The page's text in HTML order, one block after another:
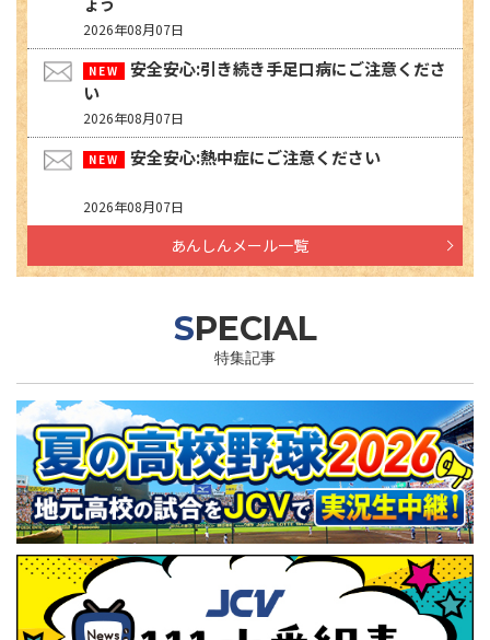
2026年08月07日
安全安心:引き続き手足口病にご注意くださ
い
2026年08月07日
安全安心:熱中症にご注意ください
2026年08月07日
あんしんメール一覧
SPECIAL
特集記事